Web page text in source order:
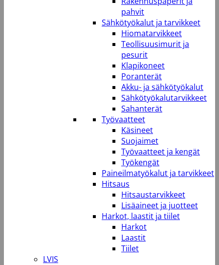
pahvit
Sähkötyökalut ja tarvikkeet
Hiomatarvikkeet
Teollisuusimurit ja
pesurit
Klapikoneet
Poranterät
Akku- ja sähkötyökalut
Sähkötyökalutarvikkeet
Sahanterät
Työvaatteet
Käsineet
Suojaimet
Työvaatteet ja kengät
Työkengät
Paineilmatyökalut ja tarvikkeet
Hitsaus
Hitsaustarvikkeet
Lisäaineet ja juotteet
Harkot, laastit ja tiilet
Harkot
Laastit
Tiilet
LVIS